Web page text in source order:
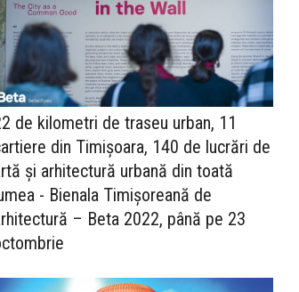
de kilometri de traseu urban, 11
din Timișoara, 140 de lucrări de
și arhitectură urbană din toată
- Bienala Timișoreană de
– Beta 2022, până pe 23